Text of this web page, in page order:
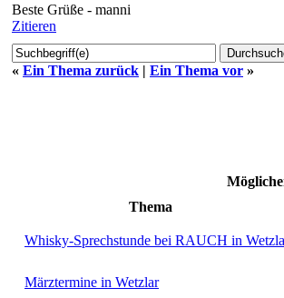
Beste Grüße - manni
Zitieren
« Ein Thema zurück | Ein Thema vor »
Thema
Whisky-Sprechstunde bei RAUCH in
Märztermine in Wetzlar